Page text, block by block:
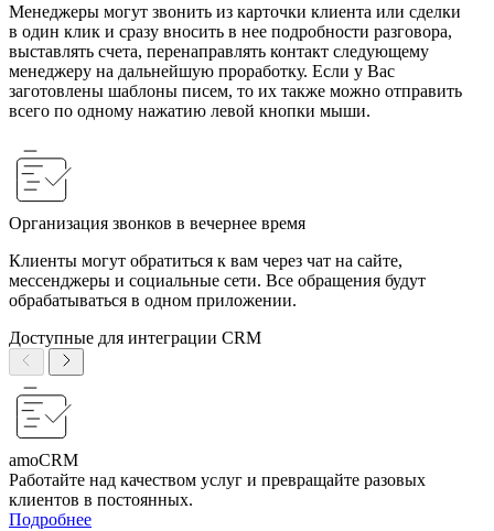
Менеджеры могут звонить из карточки клиента или сделки
в один клик и сразу вносить в нее подробности разговора,
выставлять счета, перенаправлять контакт следующему
менеджеру на дальнейшую проработку. Если у Вас
заготовлены шаблоны писем, то их также можно отправить
всего по одному нажатию левой кнопки мыши.
Организация звонков в вечернее время
Клиенты могут обратиться к вам через чат на сайте,
мессенджеры и социальные сети. Все обращения будут
обрабатываться в одном приложении.
Доступные для интеграции CRM
amoCRM
Работайте над качеством услуг и превращайте разовых
клиентов в постоянных.
Подробнее